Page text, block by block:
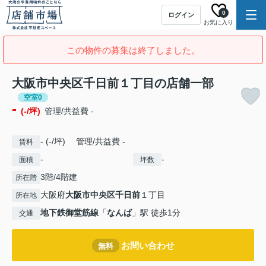
ログイン
お気に入り
0
この物件の募集は終了しました。
大阪市中央区千日前１丁目の店舗一部
空室0
- (-/坪) 管理/共益費 -
賃料 - (-/坪) 管理/共益費 -
面積 - 坪数 -
所在階 3階/4階建
所在地 大阪府大阪市中央区千日前 １丁目
交通 地下鉄御堂筋線 「なんば」駅 徒歩1分
無料 お問い合わせ